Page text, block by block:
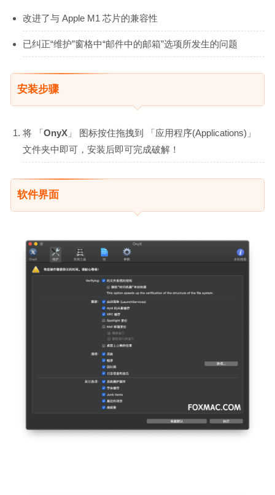
改进了与 Apple M1 芯片的兼容性
已纠正“维护”窗格中“邮件中的邮箱”选项所发生的问题
安装步骤
将 「OnyX 」 图标按住拖拽到 「应用程序(Applications)」
文件夹中即可，安装后即可完成破解！
软件界面